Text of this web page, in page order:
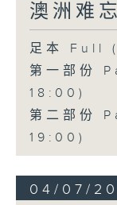
澳洲难
足本 Full
第一部份
18:00)
第二部份
19:00)
04/07/